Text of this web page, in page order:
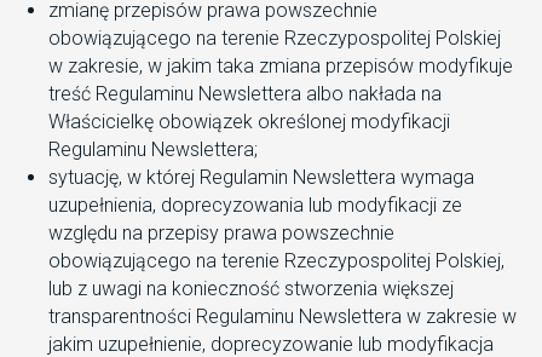
zmianę przepisów prawa powszechnie
obowiązującego na terenie Rzeczypospolitej Polskiej
w zakresie, w jakim taka zmiana przepisów modyfikuje
treść Regulaminu Newslettera albo nakłada na
Właścicielkę obowiązek określonej modyfikacji
Regulaminu Newslettera;
sytuację, w której Regulamin Newslettera wymaga
uzupełnienia, doprecyzowania lub modyfikacji ze
względu na przepisy prawa powszechnie
obowiązującego na terenie Rzeczypospolitej Polskiej,
lub z uwagi na konieczność stworzenia większej
transparentności Regulaminu Newslettera w zakresie w
jakim uzupełnienie, doprecyzowanie lub modyfikacja